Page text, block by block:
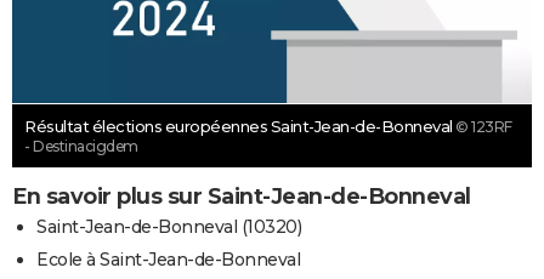
Résultat élections européennes Saint-Jean-de-Bonneval © 123RF
- Destinacigdem
En savoir plus sur Saint-Jean-de-Bonneval
Saint-Jean-de-Bonneval (10320)
Ecole à Saint-Jean-de-Bonneval